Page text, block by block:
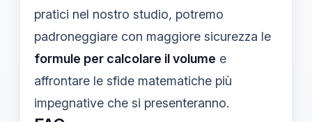
pratici nel nostro studio, potremo
padroneggiare con maggiore sicurezza le
formule per calcolare il volume e
affrontare le sfide matematiche più
impegnative che si presenteranno.